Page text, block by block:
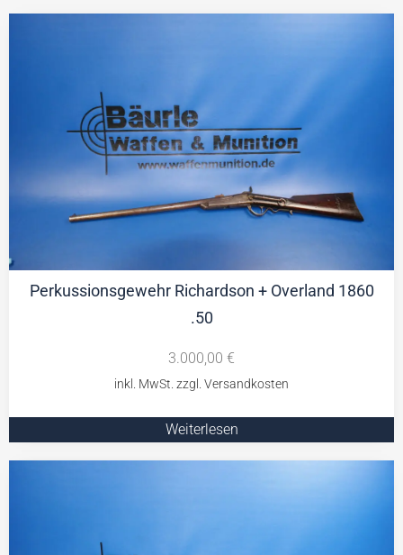
Perkussionsgewehr Richardson + Overland 1860
.50
3.000,00 €
Weiterlesen